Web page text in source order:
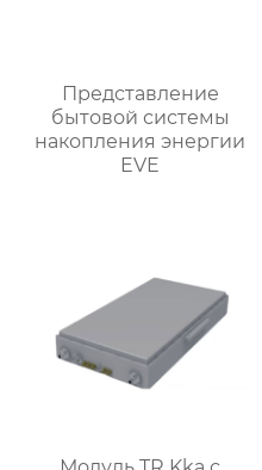
Представление
бытовой системы
накопления энергии
EVE